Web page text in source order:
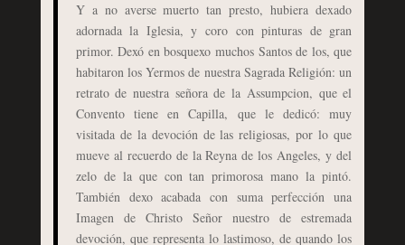
Y a no averse muerto tan presto, hubiera dexado
adornada la Iglesia, y coro con pinturas de gran
primor. Dexó en bosquexo muchos Santos de los, que
habitaron los Yermos de nuestra Sagrada Religión: un
retrato de nuestra señora de la Assumpcion, que el
Convento tiene en Capilla, que le dedicó: muy
visitada de la devoción de las religiosas, por lo que
mueve al recuerdo de la Reyna de los Angeles, y del
zelo de la que con tan primorosa mano la pintó.
También dexo acabada con suma perfección una
Imagen de Christo Señor nuestro de estremada
devoción, que representa lo lastimoso, de quando los